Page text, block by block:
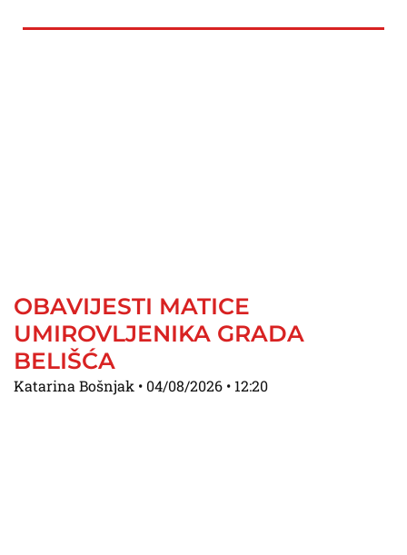
OBAVIJESTI MATICE
UMIROVLJENIKA GRADA
BELIŠĆA
Katarina Bošnjak 04/08/2026 12:20